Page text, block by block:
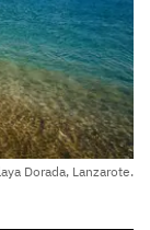
Dorada, Lanzarote.